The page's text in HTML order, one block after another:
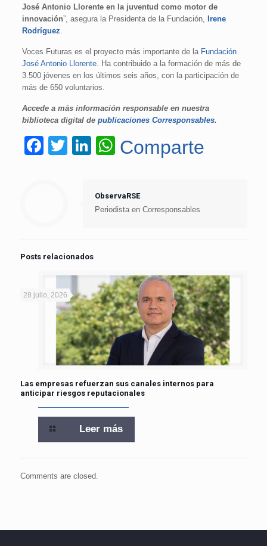
José Antonio Llorente en la juventud como motor de
innovación”, asegura la Presidenta de la Fundación, Irene
Rodríguez.
Voces Futuras es el proyecto más importante de la Fundación
José Antonio Llorente. Ha contribuido a la formación de más de
3.500 jóvenes en los últimos seis años, con la participación de
más de 650 voluntarios.
Accede a más información responsable en nuestra
biblioteca digital depublicaciones Corresponsables.
Facebook
TwitterLinkedIn
WhatsApp
Comparte
ObservaRSE
Periodista en Corresponsables
Posts relacionados
28 julio, 2026
Las empresas refuerzan sus canales internos para
anticipar riesgos reputacionales
Leer más
Comments are closed.